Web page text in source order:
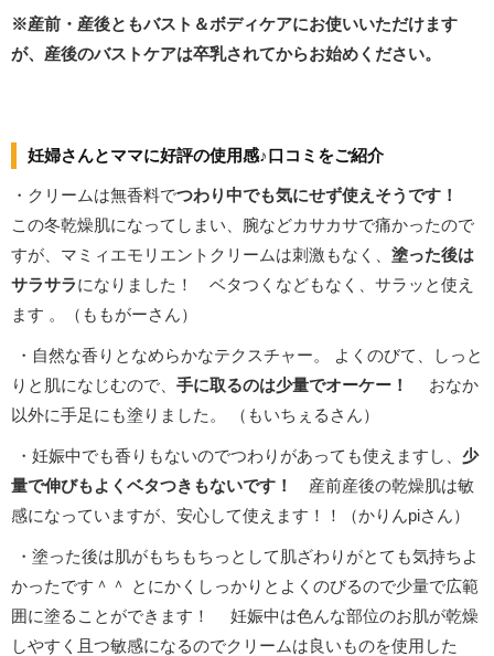
※産前・産後ともバスト＆ボディケアにお使いいただけます
が、産後のバストケアは卒乳されてからお始めください。
妊婦さんとママに好評の使用感♪口コミをご紹介
・クリームは無香料でつわり中でも気にせず使えそうです！
この冬乾燥肌になってしまい、腕などカサカサで痛かったので
すが、マミィエモリエントクリームは刺激もなく、 塗った後は
サラサラになりました！ ベタつくなどもなく、サラッと使え
ます 。（ももがーさん）
・自然な香りとなめらかなテクスチャー。 よくのびて、しっと
りと肌になじむので、 手に取るのは少量でオーケー！
おなか
以外に手足にも塗りました。 （もいちぇるさん）
・妊娠中でも香りもないのでつわりがあっても使えますし、 少
量で伸びもよくベタつきもないです！ 産前産後の乾燥肌は敏
感になっていますが、安心して使えます！！（かりんpiさん）
・塗った後は肌がもちもちっとして肌ざわりがとても気持ちよ
かったです＾＾ とにかくしっかりとよくのびるので少量で広範
囲に塗ることができます！ 妊娠中は色んな部位のお肌が乾燥
しやすく且つ敏感になるのでクリームは良いものを使用した